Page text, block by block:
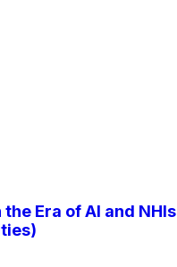
Era of AI and NHIs